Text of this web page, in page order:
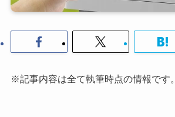
※記事内容は全て執筆時点の情報です。